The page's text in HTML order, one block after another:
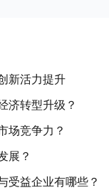
新活力提升
济转型升级？
场竞争力？
展？
受益企业有哪些？